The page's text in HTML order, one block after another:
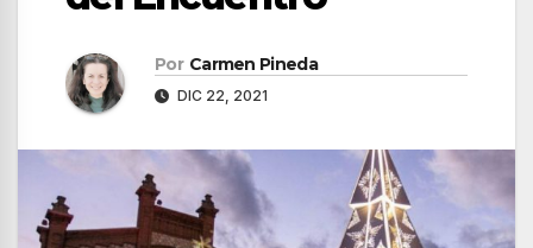
Por Carmen Pineda
DIC 22, 2021